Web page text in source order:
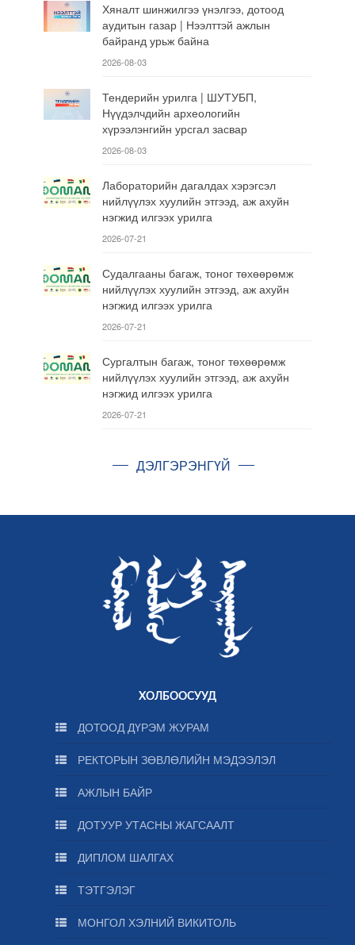
Хяналт шинжилгээ үнэлгээ, дотоод
аудитын газар | Нээлттэй ажлын
байранд урьж байна
2026-08-03
Тендерийн урилга | ШУТУБП,
Нүүдэлчдийн археологийн
хүрээлэнгийн урсгал засвар
2026-08-03
Лабораторийн дагалдах хэрэгсэл
нийлүүлэх хуулийн этгээд, аж ахуйн
нэгжид илгээх урилга
2026-07-21
Судалгааны багаж, тоног төхөөрөмж
нийлүүлэх хуулийн этгээд, аж ахуйн
нэгжид илгээх урилга
2026-07-21
Сургалтын багаж, тоног төхөөрөмж
нийлүүлэх хуулийн этгээд, аж ахуйн
нэгжид илгээх урилга
2026-07-21
ДЭЛГЭРЭНГҮЙ
ХОЛБООСУУД
ДОТООД ДҮРЭМ ЖУРАМ
РЕКТОРЫН ЗӨВЛӨЛИЙН МЭДЭЭЛЭЛ
АЖЛЫН БАЙР
ДОТУУР УТАСНЫ ЖАГСААЛТ
ДИПЛОМ ШАЛГАХ
ТЭТГЭЛЭГ
МОНГОЛ ХЭЛНИЙ ВИКИТОЛЬ